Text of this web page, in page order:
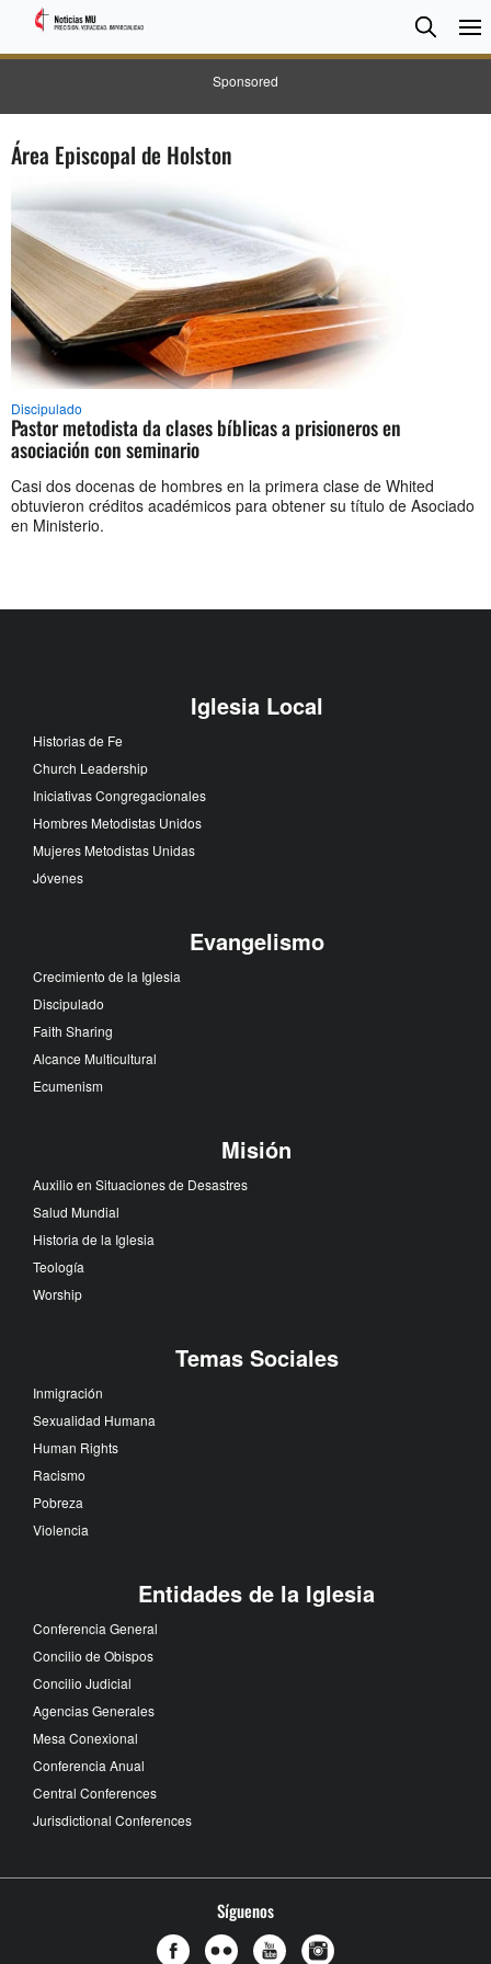
Sponsored
Search
Área Episcopal de Holston
Discipulado
Pastor metodista da clases bíblicas a prisioneros en
asociación con seminario
Casi dos docenas de hombres en la primera clase de Whited
obtuvieron créditos académicos para obtener su título de Asociado
en Ministerio.
Iglesia Local
Historias de Fe
Church Leadership
Iniciativas Congregacionales
Hombres Metodistas Unidos
Mujeres Metodistas Unidas
Jóvenes
Evangelismo
Crecimiento de la Iglesia
Discipulado
Faith Sharing
Alcance Multicultural
Ecumenism
Misión
Auxilio en Situaciones de Desastres
Salud Mundial
Historia de la Iglesia
Teología
Worship
Temas Sociales
Inmigración
Sexualidad Humana
Human Rights
Racismo
Pobreza
Violencia
Entidades de la Iglesia
Conferencia General
Concilio de Obispos
Concilio Judicial
Agencias Generales
Mesa Conexional
Conferencia Anual
Central Conferences
Jurisdictional Conferences
Síguenos